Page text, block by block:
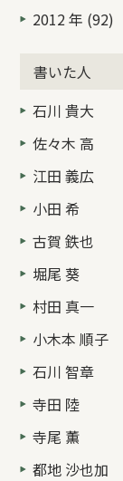
2012 年 (92)
書いた人
石川 貴大
佐々木 高
江田 義広
小田 希
古賀 鉄也
堀尾 葵
村田 真一
小木本 順子
石川 智章
寺田 陸
寺尾 薫
都地 沙也加